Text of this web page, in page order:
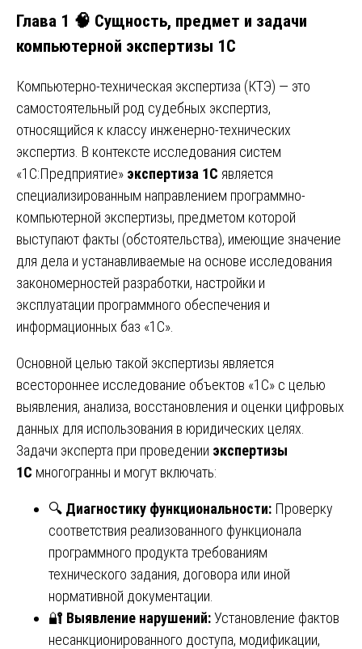
Глава 1 🧠 Сущность, предмет и задачи
компьютерной экспертизы 1С
Компьютерно-техническая экспертиза (КТЭ) — это
самостоятельный род судебных экспертиз,
относящийся к классу инженерно-технических
экспертиз. В контексте исследования систем
«1С:Предприятие» экспертиза 1С является
специализированным направлением программно-
компьютерной экспертизы, предметом которой
выступают факты (обстоятельства), имеющие значение
для дела и устанавливаемые на основе исследования
закономерностей разработки, настройки и
эксплуатации программного обеспечения и
информационных баз «1С».
Основной целью такой экспертизы является
всестороннее исследование объектов «1С» с целью
выявления, анализа, восстановления и оценки цифровых
данных для использования в юридических целях.
Задачи эксперта при проведении экспертизы
1С многогранны и могут включать:
🔍 Диагностику функциональности: Проверку
соответствия реализованного функционала
программного продукта требованиям
технического задания, договора или иной
нормативной документации.
🔐 Выявление нарушений:Установление фактов
несанкционированного доступа, модификации,